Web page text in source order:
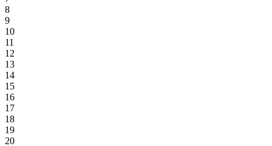
8
9
10
11
12
13
14
15
16
17
18
19
20